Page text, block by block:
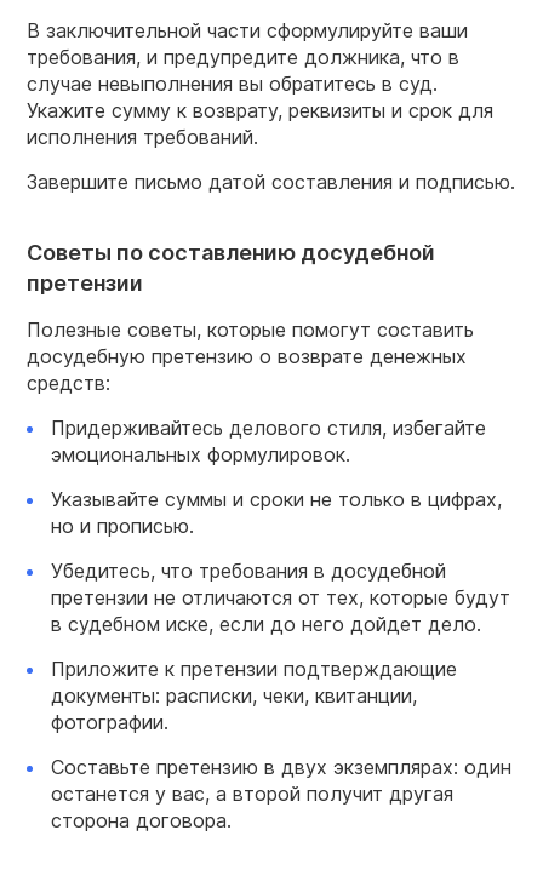
В заключительной части сформулируйте ваши
требования, и предупредите должника, что в
случае невыполнения вы обратитесь в суд.
Укажите сумму к возврату, реквизиты и срок для
исполнения требований.
Завершите письмо датой составления и подписью.
Советы по составлению досудебной
претензии
Полезные советы, которые помогут составить
досудебную претензию о возврате денежных
средств:
Придерживайтесь делового стиля, избегайте
эмоциональных формулировок.
Указывайте суммы и сроки не только в цифрах,
но и прописью.
Убедитесь, что требования в досудебной
претензии не отличаются от тех, которые будут
в судебном иске, если до него дойдет дело.
Приложите к претензии подтверждающие
документы: расписки, чеки, квитанции,
фотографии.
Составьте претензию в двух экземплярах: один
останется у вас, а второй получит другая
сторона договора.